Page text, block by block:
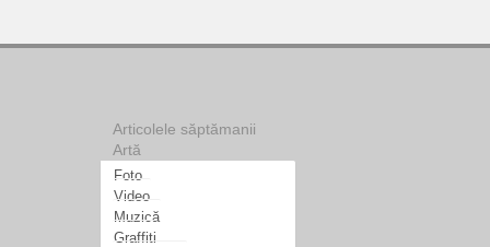
Articolele săptămanii
Artă
Foto
Video
Muzică
Graffiti